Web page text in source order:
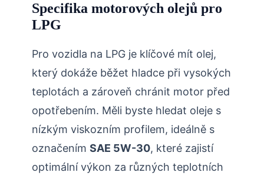
Specifika motorových olejů pro
LPG
Pro vozidla na LPG je klíčové mít olej,
který dokáže běžet hladce při vysokých
teplotách a zároveň chránit motor před
opotřebením. Měli byste hledat oleje s
nízkým viskozním profilem, ideálně s
označením SAE 5W-30, které zajistí
optimální výkon za různých teplotních